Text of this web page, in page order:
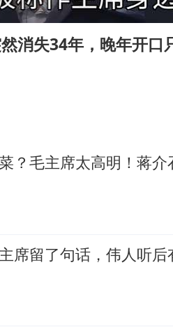
板块集体大跌
获《歌手2026》歌王
内客票提前14天免费退改
消失34年，晚年开口
？毛主席太高明！蒋介
席留了句话，伟人听后